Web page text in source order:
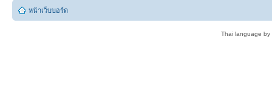
หน้าเว็บบอร์ด
Thai language by